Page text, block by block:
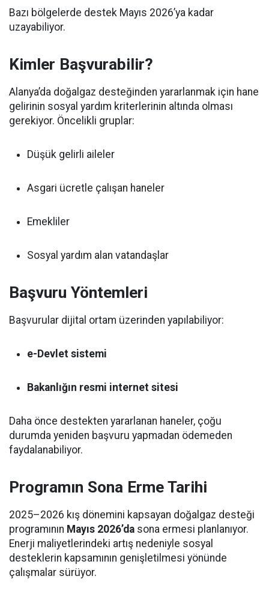
Bazı bölgelerde destek Mayıs 2026’ya kadar
uzayabiliyor.
Kimler Başvurabilir?
Alanya’da doğalgaz desteğinden yararlanmak için hane
gelirinin sosyal yardım kriterlerinin altında olması
gerekiyor. Öncelikli gruplar:
Düşük gelirli aileler
Asgari ücretle çalışan haneler
Emekliler
Sosyal yardım alan vatandaşlar
Başvuru Yöntemleri
Başvurular dijital ortam üzerinden yapılabiliyor:
e-Devlet sistemi
Bakanlığın resmi internet sitesi
Daha önce destekten yararlanan haneler, çoğu
durumda yeniden başvuru yapmadan ödemeden
faydalanabiliyor.
Programın Sona Erme Tarihi
2025–2026 kış dönemini kapsayan doğalgaz desteği
programının Mayıs 2026’da sona ermesi planlanıyor.
Enerji maliyetlerindeki artış nedeniyle sosyal
desteklerin kapsamının genişletilmesi yönünde
çalışmalar sürüyor.